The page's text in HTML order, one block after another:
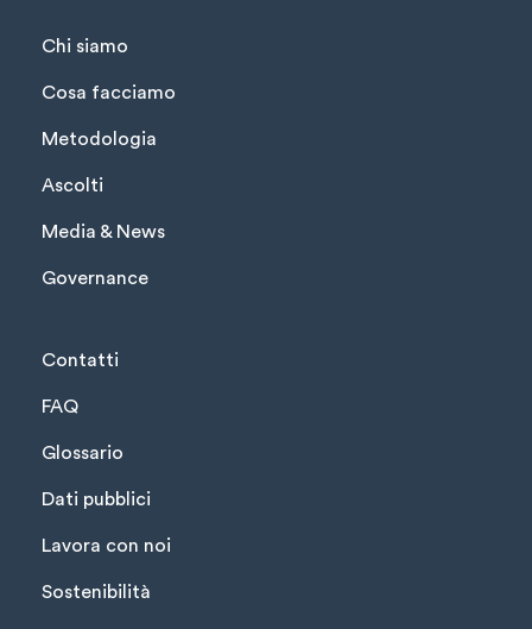
Chi siamo
Cosa facciamo
Metodologia
Ascolti
Media & News
Governance
Contatti
FAQ
Glossario
Dati pubblici
Lavora con noi
Sostenibilità